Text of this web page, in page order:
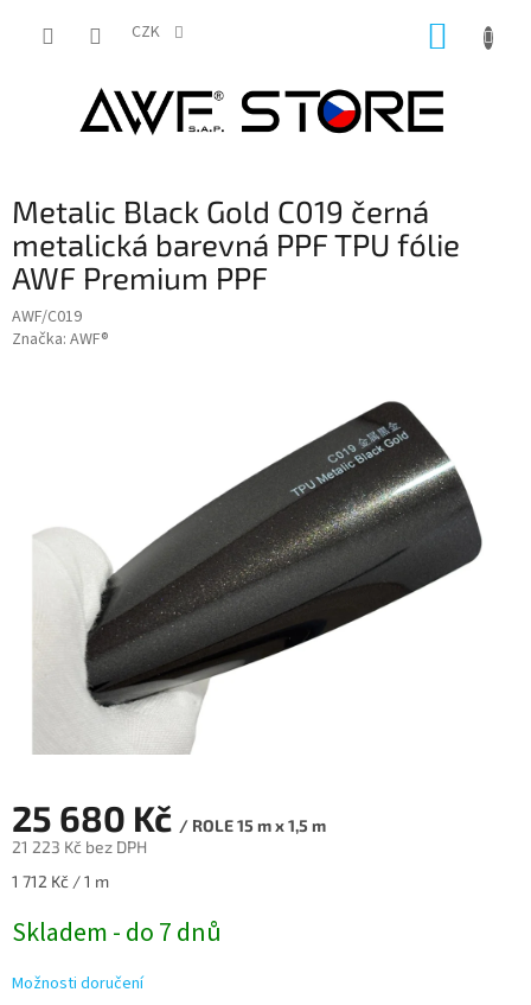
CZK
Metalic Black Gold C019 černá
metalická barevná PPF TPU fólie
AWF Premium PPF
AWF/C019
Značka: AWF®
25 680 Kč / ROLE 15 m x 1,5 m
21 223 Kč bez DPH
Měrná
1 712 Kč / 1 m
Skladem - do 7 dnů
Možnosti doručení